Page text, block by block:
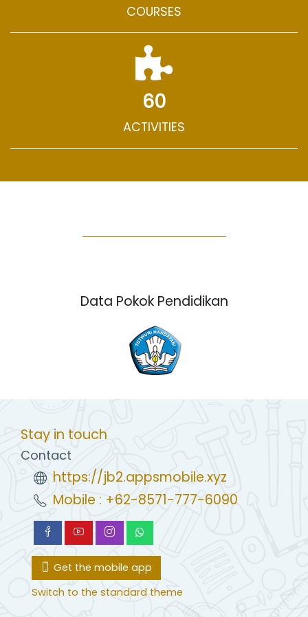
COURSES
60
ACTIVITIES
Data Pokok Pendidikan
Stay in touch
Contact
https://jb2.appsmobile.xyz
Mobile : +62-8571-777-6090
Get the mobile app
Switch to the standard theme